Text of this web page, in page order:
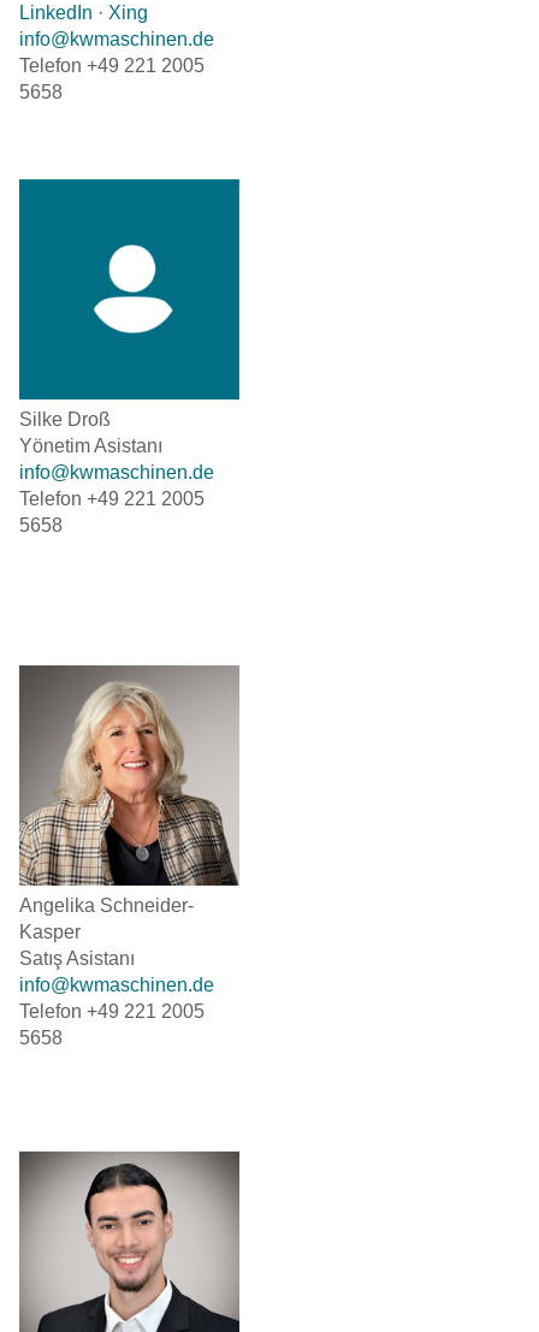
LinkedIn · Xing
info@kwmaschinen.de
Telefon +49 221 2005
5658
Silke Droß
Yönetim Asistanı
info@kwmaschinen.de
Telefon +49 221 2005
5658
Angelika Schneider-
Kasper
Satış Asistanı
info@kwmaschinen.de
Telefon +49 221 2005
5658